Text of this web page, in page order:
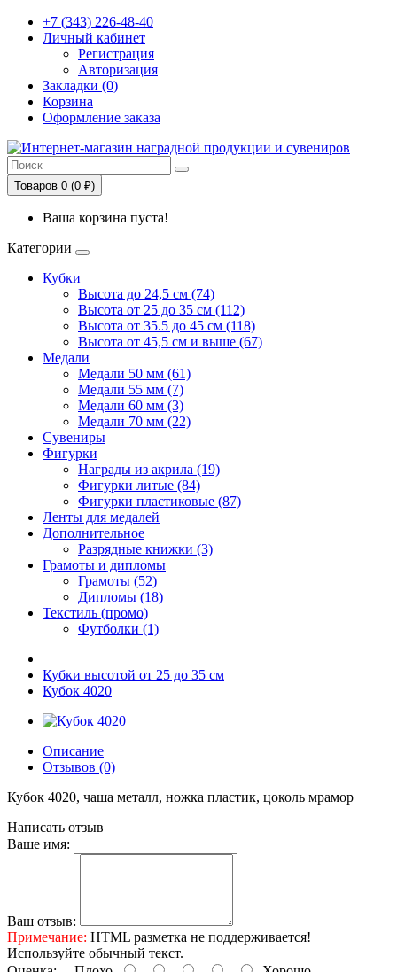
+7 (343) 226-48-40
Личный кабинет
Регистрация
Авторизация
Закладки (0)
Корзина
Оформление заказа
Товаров 0 (0 ₽)
Ваша корзина пуста!
Категории
Кубки
Высота до 24,5 см (74)
Высота от 25 до 35 см (112)
Высота от 35.5 до 45 см (118)
Высота от 45,5 см и выше (67)
Медали
Медали 50 мм (61)
Медали 55 мм (7)
Медали 60 мм (3)
Медали 70 мм (22)
Сувениры
Фигурки
Награды из акрила (19)
Фигурки литые (84)
Фигурки пластиковые (87)
Ленты для медалей
Дополнительное
Разрядные книжки (3)
Грамоты и дипломы
Грамоты (52)
Дипломы (18)
Текстиль (промо)
Футболки (1)
Кубки высотой от 25 до 35 см
Кубок 4020
Описание
Отзывов (0)
Кубок 4020, чаша металл, ножка пластик, цоколь мрамор
Написать отзыв
Ваше имя:
Ваш отзыв:
Примечание: HTML разметка не поддерживается!
Используйте обычный текст.